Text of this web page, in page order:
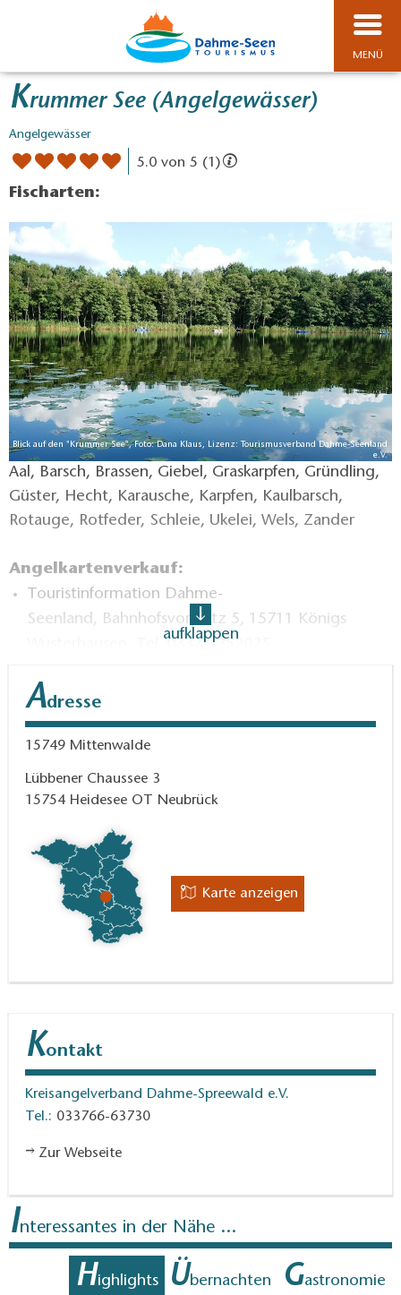
MENÜ
Krummer See (Angelgewässer)
Angelgewässer
5.0 von 5 (1)
Fischarten:
Blick auf den "Krummer See", Foto: Dana Klaus, Lizenz: Tourismusverband Dahme-Seenland
e.V.
Aal, Barsch, Brassen, Giebel, Graskarpfen, Gründling,
Güster, Hecht, Karausche, Karpfen, Kaulbarsch,
Rotauge, Rotfeder, Schleie, Ukelei, Wels, Zander
Angelkartenverkauf:
Touristinformation Dahme-
Seenland, Bahnhofsvorplatz 5, 15711 Königs
Wusterhausen, Tel. 03375-252025
15741 Bestensee, Tel. 033763-63158
Kreisangelverband Dahme-Spreewald e.V.,
Lübbener Chaussee 3, 15754 Heidesee OT
Neubrück, Tel. 033766-63730
aufklappen
Adresse
15749 Mittenwalde
Lübbener Chaussee 3
15754 Heidesee OT Neubrück
Karte anzeigen
Kontakt
Kreisangelverband Dahme-Spreewald e.V.
Tel.: 033766-63730
Zur Webseite
Interessantes in der Nähe ...
Highlights Übernachten Gastronomie